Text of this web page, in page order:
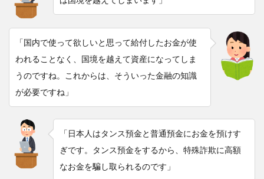
「国内で使って欲しいと思って給付したお金が使
われることなく、国境を越えて資産になってしま
うのですね。これからは、そういった金融の知識
が必要ですね」
「日本人はタンス預金と普通預金にお金を預けす
ぎです。タンス預金をするから、特殊詐欺に高額
なお金を騙し取られるのです」